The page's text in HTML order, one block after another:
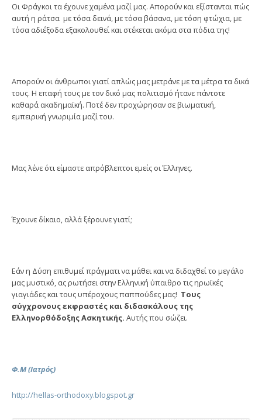
Οι Φράγκοι τα έχουνε χαμένα μαζί μας. Απορούν και εξίστανται πώς
αυτή η ράτσα με τόσα δεινά, με τόσα βάσανα, με τόση φτώχια, με
τόσα αδιέξοδα εξακολουθεί και στέκεται ακόμα στα πόδια της!
Απορούν οι άνθρωποι γιατί απλώς μας μετράνε με τα μέτρα τα δικά
τους. Η επαφή τους με τον δικό μας πολιτισμό ήτανε πάντοτε
καθαρά ακαδημαϊκή. Ποτέ δεν προχώρησαν σε βιωματική,
εμπειρική γνωριμία μαζί του.
Μας λένε ότι είμαστε απρόβλεπτοι εμείς οι Έλληνες.
Έχουνε δίκαιο, αλλά ξέρουνε γιατί;
Εάν η Δύση επιθυμεί πράγματι να μάθει και να διδαχθεί το μεγάλο
μας μυστικό, ας ρωτήσει στην Ελληνική ύπαιθρο τις ηρωϊκές
γιαγιάδες και τους υπέροχους παππούδες μας! Τους
σύγχρονους εκφραστές και διδασκάλους της
Ελληνορθόδοξης Ασκητικής. Αυτής που σώζει.
Φ.Μ (Ιατρός)
http://hellas-orthodoxy.blogspot.gr